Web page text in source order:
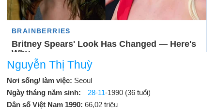
Nguyễn Thị Thuỳ
Nơi sống/ làm việc: Seoul
Ngày tháng năm sinh:
28-11-1990 (36 tuổi)
Dân số Việt Nam 1990: 66,02 triệu